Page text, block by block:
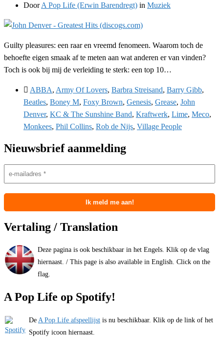
DoorA Pop Life (Erwin Barendregt) in Muziek
Guilty pleasures: een raar en vreemd fenomeen. Waarom toch de
behoefte eigen smaak af te meten aan wat anderen er van vinden?
Toch is ook bij mij de verleiding te sterk: een top 10…
ABBA, Army Of Lovers, Barbra Streisand, Barry Gibb,
Beatles, Boney M, Foxy Brown, Genesis, Grease, John
Denver, KC & The Sunshine Band, Kraftwerk, Lime, Meco,
Monkees, Phil Collins, Rob de Nijs, Village People
Nieuwsbrief aanmelding
Vertaling / Translation
Deze pagina is ook beschikbaar in het Engels. Klik op de vlag
hiernaast. / This page is also available in English. Click on the
flag.
A Pop Life op Spotify!
De A Pop Life afspeellijst is nu beschikbaar. Klik op de link of het
Spotify icoon hiernaast.